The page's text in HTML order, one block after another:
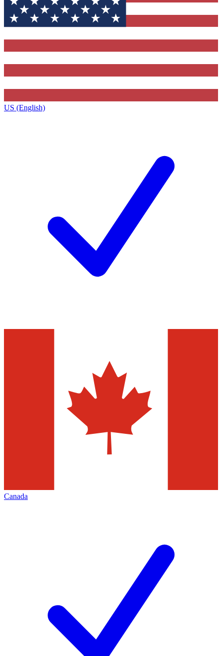
US (English)
Canada